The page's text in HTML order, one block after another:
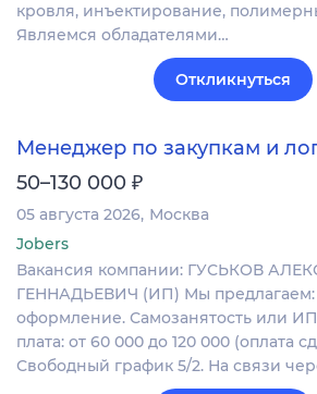
кровля, инъектирование,
Являемся обладателями…
Откликнуться
Менеджер по закупкам и
50–130 000 ₽
05 августа 2026 Москва
Jobers
Вакансия компании: ГУСЬКОВ
ГЕННАДЬЕВИЧ (ИП) Мы предлагаем:
оформление. Самозанятость или
плата: от 60 000 до 120 000 (оплата
Свободный график 5/2. На связи